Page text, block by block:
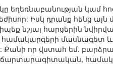
եղեռնաբանության կամ
Իսկ դրանք հենց այն
նշյալ հարցերին
համակարգերի մասնագետ
Քանի որ վստահ եմ.
ճարտարագիտական,